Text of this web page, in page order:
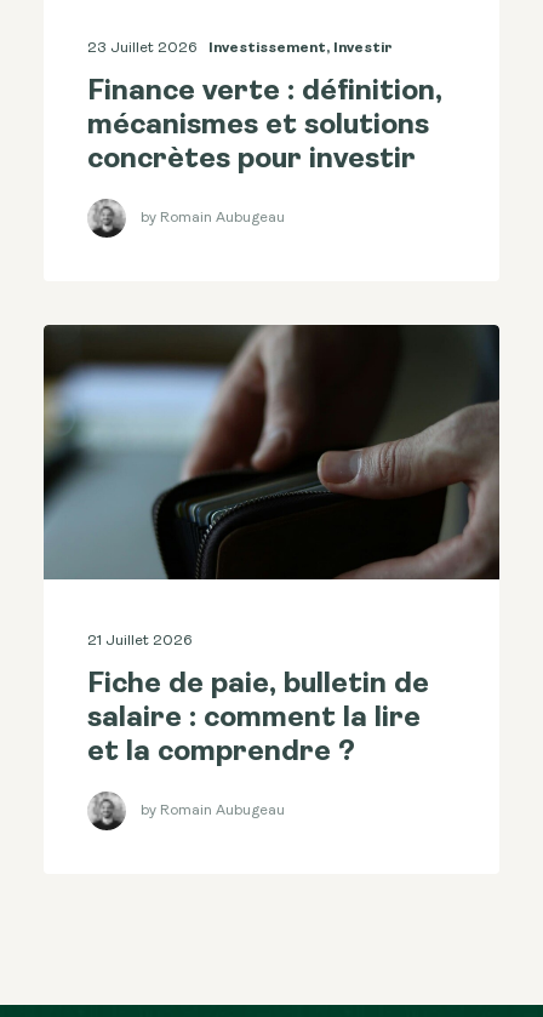
23 Juillet 2026 Investissement, Investir
Finance verte : définition,
mécanismes et solutions
concrètes pour investir
by Romain Aubugeau
21 Juillet 2026
Fiche de paie, bulletin de
salaire : comment la lire
et la comprendre ?
by Romain Aubugeau